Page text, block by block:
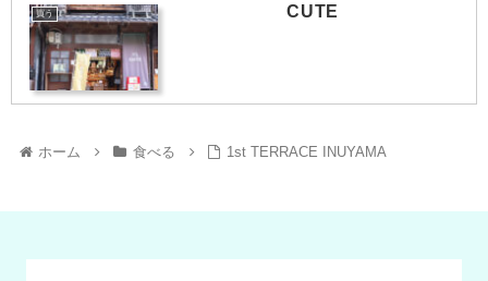
買う CUTE
ホーム 食べる 1st TERRACE INUYAMA